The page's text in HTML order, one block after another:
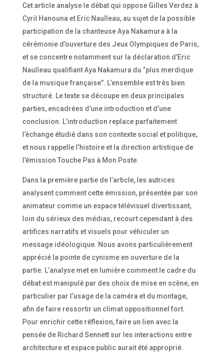
Cet article analyse le débat qui oppose Gilles Verdez à
Cyril Hanouna et Eric Naulleau, au sujet de la possible
participation de la chanteuse Aya Nakamura à la
cérémonie d’ouverture des Jeux Olympiques de Paris,
et se concentre notamment sur la déclaration d’Eric
Naulleau qualifiant Aya Nakamura du “plus merdique
de la musique française”. L’ensemble est très bien
structuré. Le texte se découpe en deux principales
parties, encadrées d’une introduction et d’une
conclusion. L’introduction replace parfaitement
l’échange étudié dans son contexte social et politique,
et nous rappelle l’histoire et la direction artistique de
l’émission Touche Pas à Mon Poste.
Dans la première partie de l’article, les autrices
analysent comment cette émission, présentée par son
animateur comme un espace télévisuel divertissant,
loin du sérieux des médias, recourt cependant à des
artifices narratifs et visuels pour véhiculer un
message idéologique. Nous avons particulièrement
apprécié la pointe de cynisme en ouverture de la
partie. L’analyse met en lumière comment le cadre du
débat est manipulé par des choix de mise en scène, en
particulier par l’usage de la caméra et du montage,
afin de faire ressortir un climat oppositionnel fort.
Pour enrichir cette réflexion, faire un lien avec la
pensée de Richard Sennett sur les interactions entre
architecture et espace public aurait été approprié.